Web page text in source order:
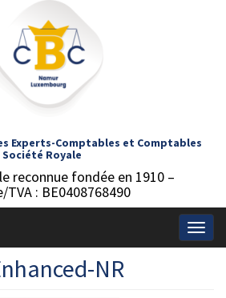
Experts-Comptables et Comptables
Royale
reconnue fondée en 1910 –
: BE0408768490
NR